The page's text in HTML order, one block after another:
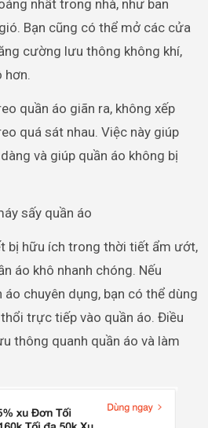
nhất trong nhà, như ban
Bạn cũng có thể mở các cửa
cường lưu thông không khí,
hơn.
quần áo giãn ra, không xếp
quá sát nhau. Việc này giúp
và giúp quần áo không bị
sấy quần áo
bị hữu ích trong thời tiết ẩm ướt,
áo khô nhanh chóng. Nếu
chuyên dụng, bạn có thể dùng
trực tiếp vào quần áo. Điều
thông quanh quần áo và làm